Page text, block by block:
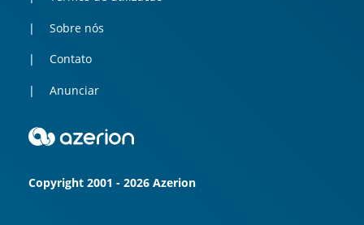
Sobre nós
Contato
Anunciar
Copyright 2001 - 2026 Azerion